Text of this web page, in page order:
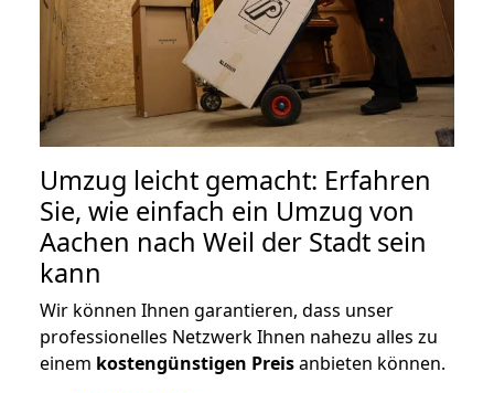
Umzug leicht gemacht: Erfahren
Sie, wie einfach ein Umzug von
Aachen nach Weil der Stadt sein
kann
Wir können Ihnen garantieren, dass unser
professionelles Netzwerk Ihnen nahezu alles zu
einem kostengünstigen Preisanbieten können.